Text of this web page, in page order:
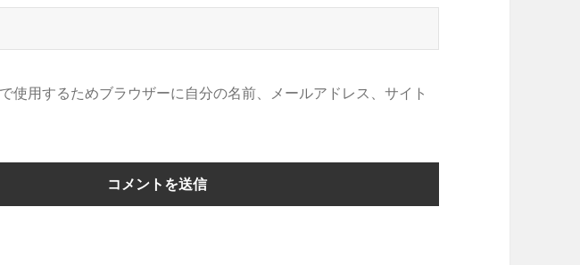
使用するためブラウザーに自分の名前、メールアドレス、サイト